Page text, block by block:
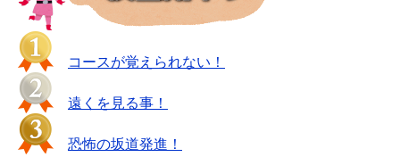
コースが覚えられない！
遠くを見る事！
恐怖の坂道発進！